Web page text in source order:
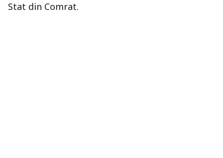
Stat din Comrat.